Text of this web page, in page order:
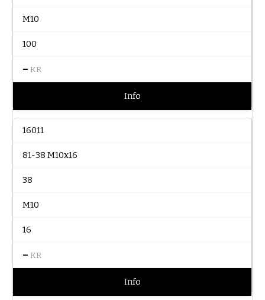
M10
100
– KR
Info
16011
81-38 M10x16
38
M10
16
– KR
Info